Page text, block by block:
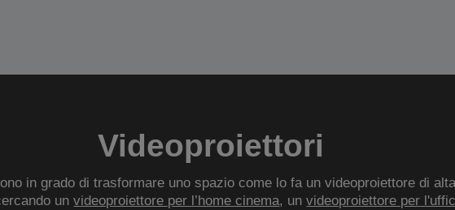
Videoproiettori
in grado di trasformare uno spazio come lo fa un videoproiettore di
unvideoproiettore per l’home cinema, unvideoproiettore per